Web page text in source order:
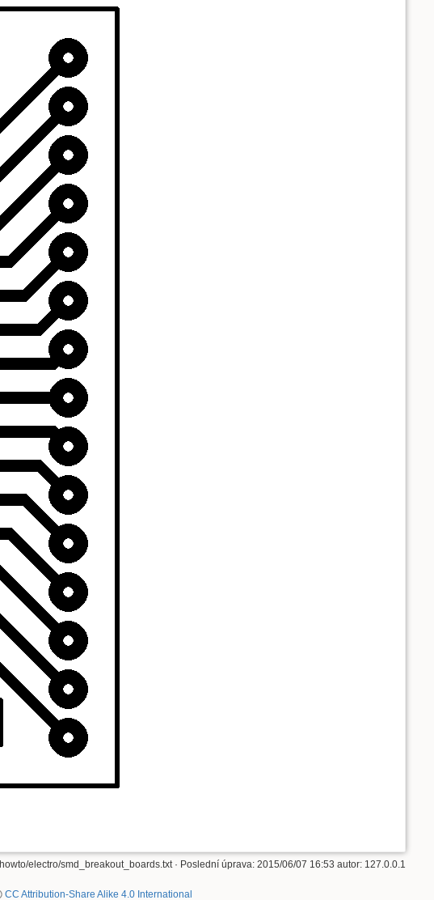
howto/electro/smd_breakout_boards.txt· Poslední úprava: 2015/06/07 16:53 autor: 127.0.0.1
CC Attribution-Share Alike 4.0 International